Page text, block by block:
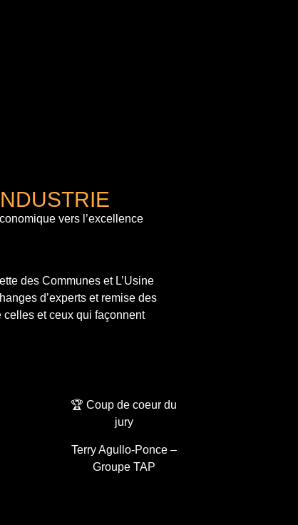
vers l’excellence
des Communes et L’Usine
d’experts et remise des
et ceux qui façonnent
🏆 Coup de coeur du
jury
Terry Agullo-Ponce –
Groupe TAP